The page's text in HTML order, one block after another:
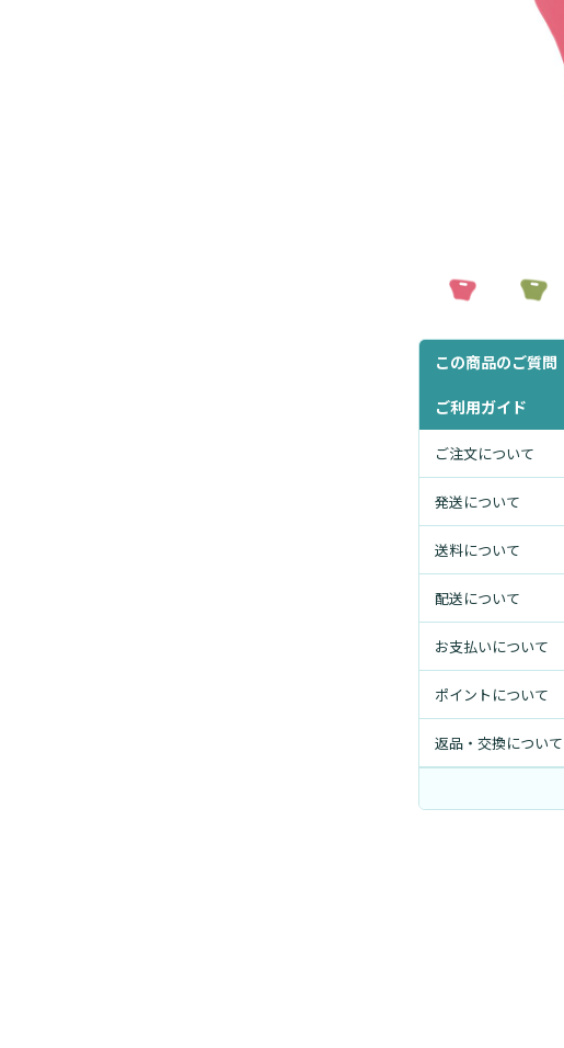
この商品のご質問
ご利用ガイド
ご注文について
発送について
送料について
配送について
お支払いについて
ポイントについて
返品・交換について